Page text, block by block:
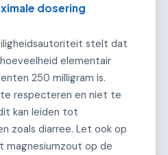
dosering
stelt dat
elementair
250 milligram is.
respecteren en niet te
kan leiden tot
zoals diarree. Let ook op
op de